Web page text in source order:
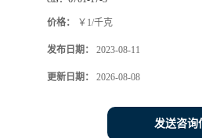
价格： ￥1/千克
发布日期： 2023-08-11
更新日期： 2026-08-08
发送咨询